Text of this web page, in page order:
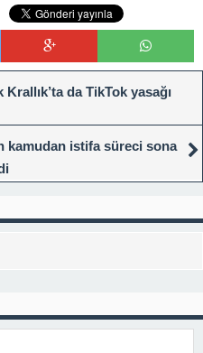
da TikTok yasağı
kamudan istifa süreci sona